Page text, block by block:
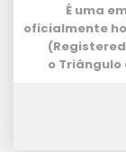
É uma
oficialmente
o Triângulo